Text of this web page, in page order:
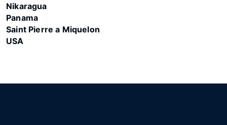
Nikaragua
Panama
Saint Pierre a Miquelon
USA